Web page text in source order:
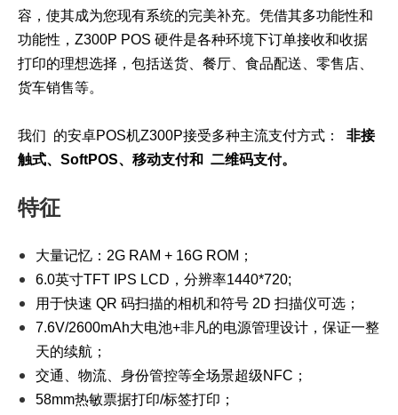
容，使其成为您现有系统的完美补充。凭借其多功能性和
功能性，Z300P POS 硬件是各种环境下订单接收和收据
打印的理想选择，包括送货、餐厅、食品配送、零售店、
货车销售等。
我们 的安卓POS机Z300P接受多种主流支付方式： 非接
触式、SoftPOS、移动支付和 二维码支付。
特征
大量记忆：2G RAM + 16G ROM；
6.0英寸TFT IPS LCD，分辨率1440*720;
用于快速 QR 码扫描的相机和符号 2D 扫描仪可选；
7.6V/2600mAh大电池+非凡的电源管理设计，保证一整
天的续航；
交通、物流、身份管控等全场景超级NFC；
58mm热敏票据打印/标签打印；